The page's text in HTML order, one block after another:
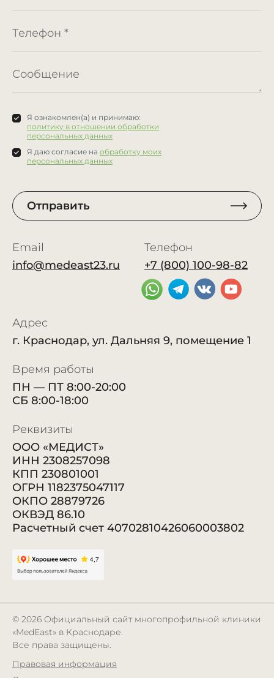
Я ознакомлен(а) и принимаю:
политику в отношении обработки
персональных данных
Я даю согласие на обработку моих
персональных данных
Отправить
Адрес
г. Краснодар, ул. Дальняя 9, помещение 1
Email
info@medeast23.ru
Время работы
ПН — ПТ 8:00-20:00
СБ 8:00-18:00
Телефон
+7 (800) 100-98-82
Реквизиты
ООО «МЕДИСТ»
ИНН 2308257098
КПП 230801001
ОГРН 1182375047117
ОКПО 28879726
ОКВЭД 86.10
Расчетный счет 40702810426060003802
© 2026 Официальный сайт многопрофильной клиники
«MedEast» в Краснодаре.
Все права защищены.
Правовая информация